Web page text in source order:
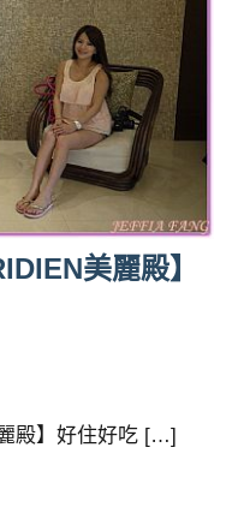
美麗殿】
殿】好住好吃 […]